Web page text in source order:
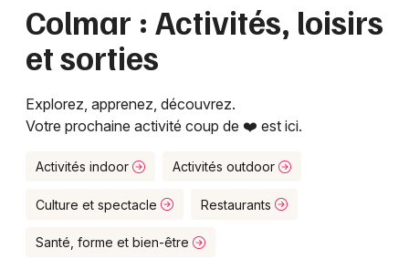
Grands événements
Activité & Expérience
Bordeaux
Colmar
Lyon
Marseille
Mulhouse
Montpellier
Colmar : Activités, loisirs
et sorties
Explorez, apprenez, découvrez.
Votre prochaine activité coup de ❤️ est ici.
Activités indoor Activités outdoor
Culture et spectacle Restaurants
Santé, forme et bien-être
Près de moi
Changer de lieu
Quand ?
Aujourd'hui